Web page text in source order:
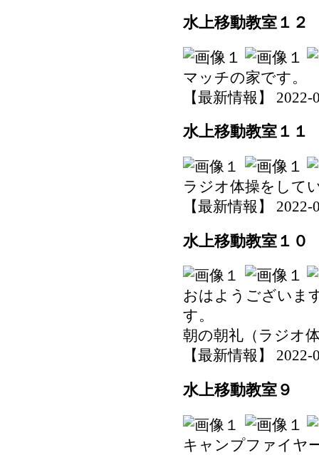
水上移動教室１２
マッチの家です。
【最新情報】
水上移動教室１１
ラジオ体操をして
【最新情報】
水上移動教室１０
おはようございま
す。
朝の朝礼（ラジオ
【最新情報】
水上移動教室９
キャンプファイヤ